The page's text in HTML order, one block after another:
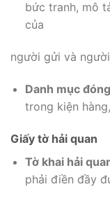
bức tranh, mô
của
người gửi và
Danh mục
trong kiện
Giấy tờ hải quan
Tờ khai hải
phải điền đầy